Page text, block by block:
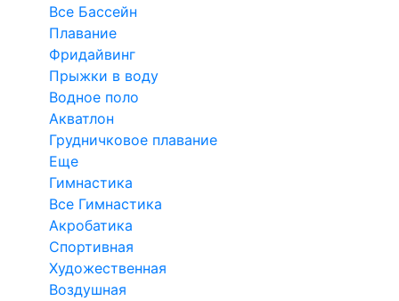
Все Бассейн
Плавание
Фридайвинг
Прыжки в воду
Водное поло
Акватлон
Грудничковое плавание
Еще
Гимнастика
Все Гимнастика
Акробатика
Спортивная
Художественная
Воздушная